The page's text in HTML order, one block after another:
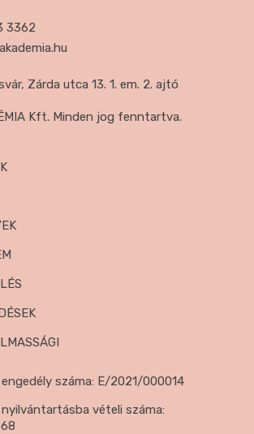
3362
Zárda utca 13. 1. em. 2. ajtó
Kft. Minden jog fenntartva.
száma: E/2021/000014
vételi száma: